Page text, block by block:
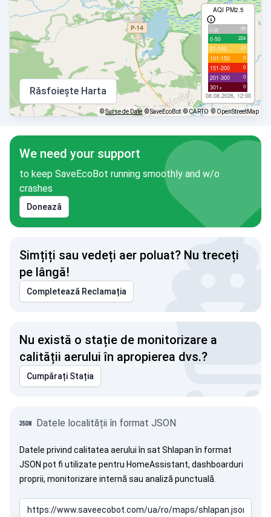
AQI PM2.5
с/д 99
0-50 224
51-100 27
101-150 0
151-200 0
201-300 0
301+ 0
08.08.2026, 12:00
Răsfoiește Harta
©Surse de Date © SaveEcoBot © CARTO © OpenStreetMap
We need your support
to keep SaveEcoBot running smoothly and w/o
crashes
Donează
Simțiți sau vedeți aer poluat? Nu treceți
pe lângă!
Completează Reclamația
Nu există o stație de monitorizare a
calității aerului în apropierea dvs.?
Cumpărați Stația
Datele localității în format JSON
Datele privind calitatea aerului în sat Shlapan în format
JSON pot fi utilizate pentru HomeAssistant, dashboarduri
proprii, monitorizare internă sau analiză punctuală.